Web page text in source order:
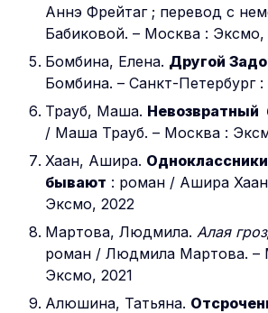
Аннэ Фрейтаг ; перевод с
Бабиковой. – Москва : Эксмо,
Бомбина, Елена. Другой
Бомбина. – Санкт-Петербург :
Трауб, Маша. Невозвратный
/ Маша Трауб. – Москва :
Хаан, Ашира.
бывают : роман / Ашира
Эксмо, 2022
Мартова, Людмила. Алая
роман / Людмила Мартова. –
Эксмо, 2021
Алюшина, Татьяна.